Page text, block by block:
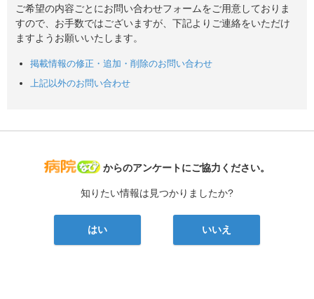
ご希望の内容ごとにお問い合わせフォームをご用意しておりま
すので、お手数ではございますが、下記よりご連絡をいただけ
ますようお願いいたします。
掲載情報の修正・追加・削除のお問い合わせ
上記以外のお問い合わせ
病院なび
からのアンケートにご協力ください。
知りたい情報は見つかりましたか?
はい いいえ